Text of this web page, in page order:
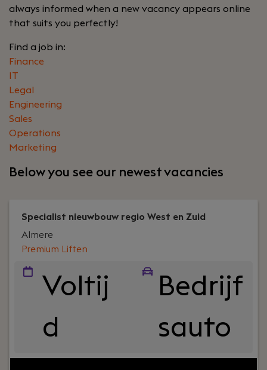
always informed when a new vacancy appears online
that suits you perfectly!
Find a job in:
Finance
IT
Legal
Engineering
Sales
Operations
Marketing
Below you see our newest vacancies
Specialist nieuwbouw regio West en Zuid
Premium Liften
Almere
Voltij
d
Bedrijf
sauto